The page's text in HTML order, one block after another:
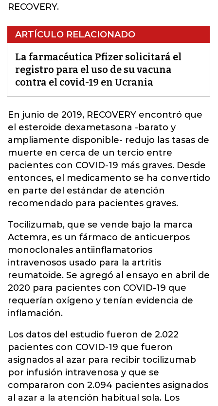
RECOVERY.
ARTÍCULO RELACIONADO
La farmacéutica Pfizer solicitará el
registro para el uso de su vacuna
contra el covid-19 en Ucrania
En junio de 2019, RECOVERY encontró que
el esteroide dexametasona -barato y
ampliamente disponible- redujo las tasas de
muerte en cerca de un tercio entre
pacientes con COVID-19 más graves. Desde
entonces, el medicamento se ha convertido
en parte del estándar de atención
recomendado para pacientes graves.
Tocilizumab, que se vende bajo la marca
Actemra, es un fármaco de anticuerpos
monoclonales antiinflamatorios
intravenosos usado para la artritis
reumatoide. Se agregó al ensayo en abril de
2020 para pacientes con COVID-19 que
requerían oxígeno y tenían evidencia de
inflamación.
Los datos del estudio fueron de 2.022
pacientes con COVID-19 que fueron
asignados al azar para recibir tocilizumab
por infusión intravenosa y que se
compararon con 2.094 pacientes asignados
al azar a la atención habitual sola. Los